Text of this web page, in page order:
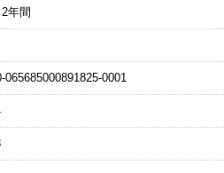
年間
065685000891825-0001